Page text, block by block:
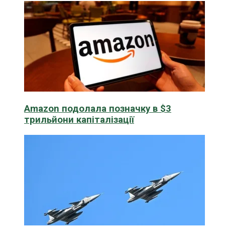
Amazon подолала позначку в $3
трильйони капіталізації